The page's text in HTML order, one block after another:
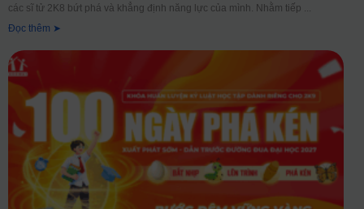
các sĩ tử 2K8 bứt phá và khẳng định năng lực của mình. Nhằm tiếp
Đọc thêm ➤